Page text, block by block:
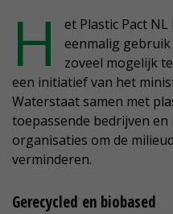
H
et Plastic Pact
eenmalig
zoveel mogelijk
een initiatief van het
Waterstaat samen met
toepassende bedrijven en
organisaties om de
verminderen.
Gerecycled en biobased